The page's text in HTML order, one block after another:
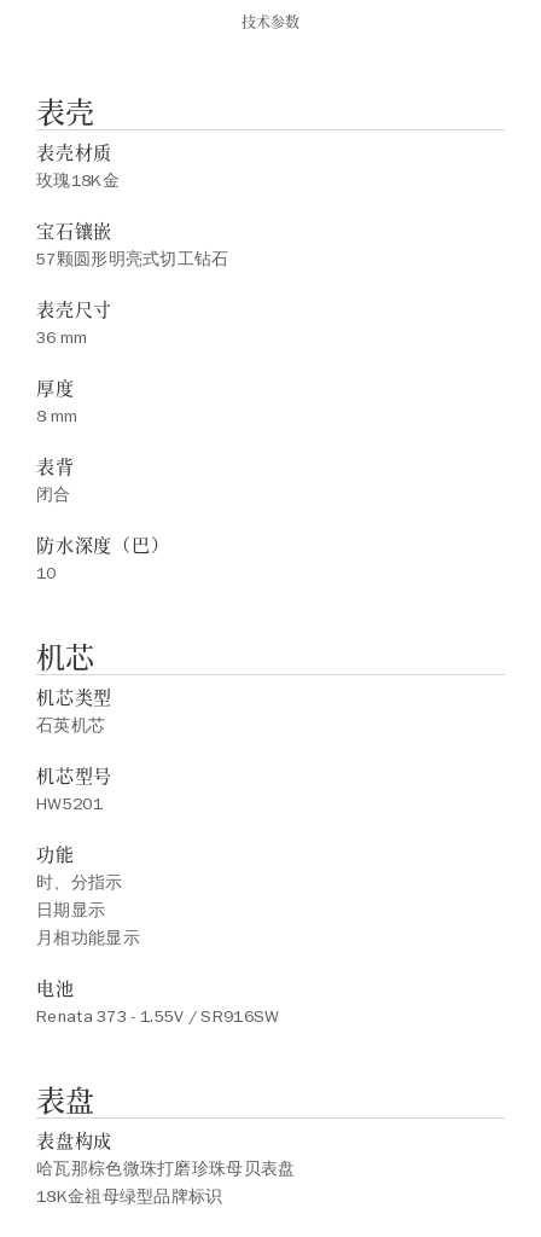
技术参数
表壳
表壳材质
玫瑰18K金
宝石镶嵌
57颗圆形明亮式切工钻石
表壳尺寸
36 mm
厚度
8 mm
表背
闭合
防水深度（巴）
10
机芯
机芯类型
石英机芯
机芯型号
HW5201
功能
时、分指示
日期显示
月相功能显示
电池
Renata 373 - 1.55V / SR916SW
表盘
表盘构成
哈瓦那棕色微珠打磨珍珠母贝表盘
18K金祖母绿型品牌标识